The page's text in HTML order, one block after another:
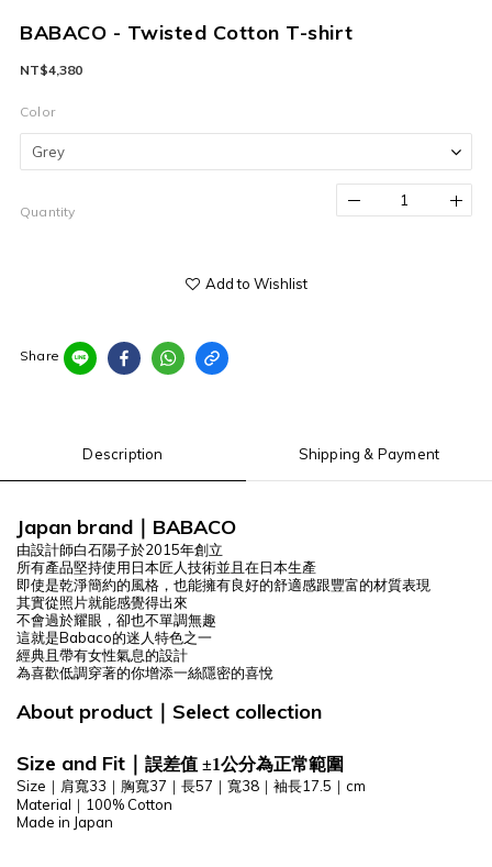
BABACO - Twisted Cotton T-shirt
NT$4,380
Color
Quantity
Add to Wishlist
Share
Description Shipping & Payment
Japan brand BABACO
由設計師白石陽子於2015年創立
所有產品堅持使用日本匠人技術並且在日本生產
即使是乾淨簡約的風格，也能擁有良好的舒適感跟豐富的材質表現
其實從照片就能感覺得出來
不會過於耀眼，卻也不單調無趣
這就是Babaco的迷人特色之一
經典且帶有女性氣息的設計
為喜歡低調穿著的你增添一絲隱密的喜悅
About product Select collection
Size and Fit 誤差值 ±1公分為正常範圍
Size｜肩寬33｜胸寬37｜長57｜寬38｜袖長17.5｜cm
Material｜100% Cotton
Made in Japan